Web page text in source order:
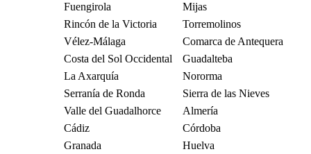
Fuengirola
Mijas
Rincón de la Victoria
Torremolinos
Vélez-Málaga
Comarca de Antequera
Costa del Sol Occidental
Guadalteba
La Axarquía
Nororma
Serranía de Ronda
Sierra de las Nieves
Valle del Guadalhorce
Almería
Cádiz
Córdoba
Granada
Huelva